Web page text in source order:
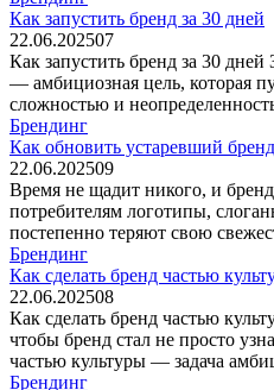
Как запустить бренд за 30 дней
22.06.202507
Как запустить бренд за 30 дней
— амбициозная цель, которая
сложностью и
Брендинг
Как обновить устаревший бренд
22.06.202509
Время не щадит никого, и
потребителям логотипы,
постепенно теряют свою
Брендинг
Как сделать бренд частью
22.06.202508
Как сделать бренд частью
чтобы бренд стал не просто
частью культуры — задача
Брендинг